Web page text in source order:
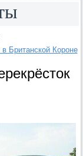
Британской Короне